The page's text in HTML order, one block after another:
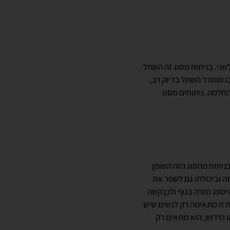
בניתוח מסוג זה השתל
מוחדר השתל בדיוק רב,
ניתוחים מסוג
מהסוג הזה השומן
וביכולתו גם לשפר את
חזרה בגוף ולכן קשה
זו מתאימה רק לנשים שיש
חידוש, הוא מתאים רק